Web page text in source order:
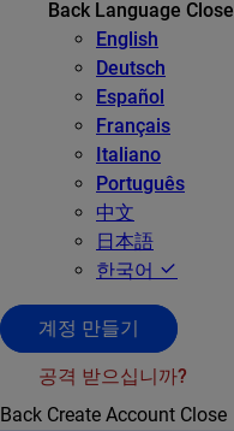
Back Language Close
English
Deutsch
Español
Français
Italiano
Português
中文
日本語
한국어
계정 만들기
공격 받으십니까?
Back Create Account Close